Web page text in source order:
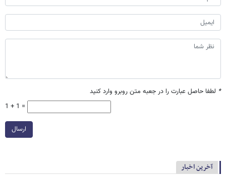
* لطفا حاصل عبارت را در جعبه متن روبرو وارد کنید
1 + 1 =
ارسال
آخرین اخبار